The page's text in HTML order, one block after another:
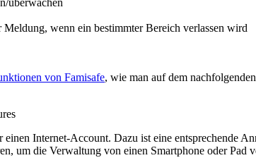
überwachen
Meldung, wenn ein bestimmter Bereich verlassen wird
von Famisafe, wie man auf dem
einen Internet-Account. Dazu ist eine
um die Verwaltung von einen Smartphone oder Pad